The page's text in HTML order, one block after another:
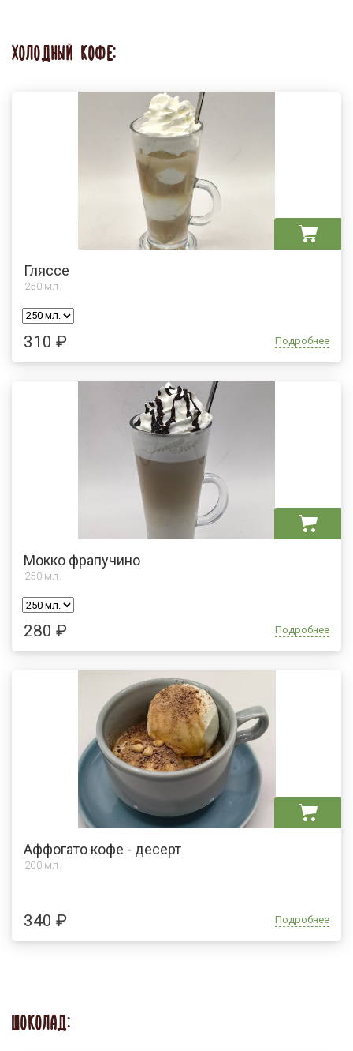
ХОЛОДНЫЙ КОФЕ:
Гляссе
250 мл.
310 ₽ Подробнее
Мокко фрапучино
250 мл.
280 ₽ Подробнее
Аффогато кофе - десерт
200 мл.
340 ₽ Подробнее
ШОКОЛАД: